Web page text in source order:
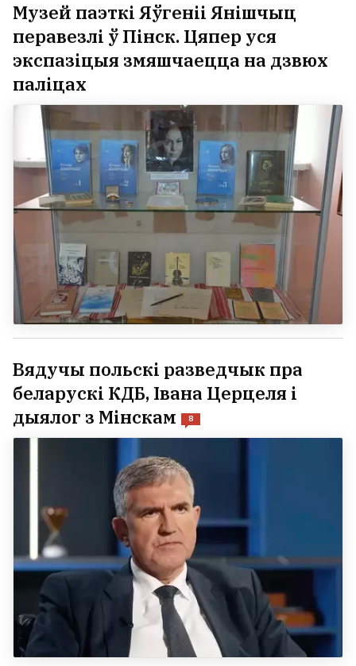
Музей паэткі Яўгеніі Янішчыц
перавезлі ў Пінск. Цяпер уся
экспазіцыя змяшчаецца на дзвюх
паліцах
Вядучы польскі разведчык пра
беларускі КДБ, Івана Церцеля і
дыялог з Мінскам
8